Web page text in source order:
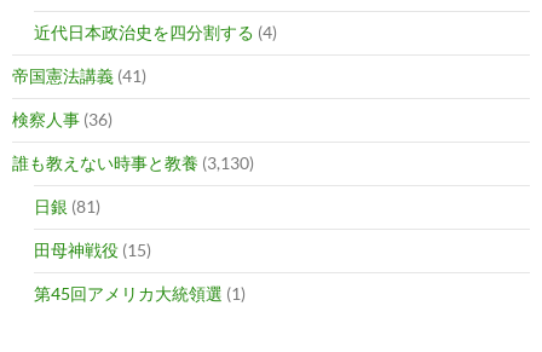
近代日本政治史を四分割する (4)
帝国憲法講義 (41)
検察人事 (36)
誰も教えない時事と教養 (3,130)
日銀 (81)
田母神戦役 (15)
第45回アメリカ大統領選 (1)